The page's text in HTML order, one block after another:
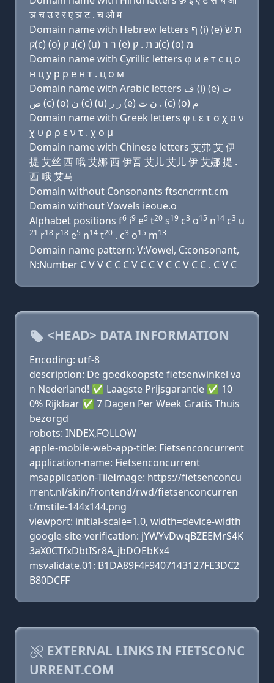
ञ च उ र र ए ञ ट . च ओ म
Domain name with Hebrew letters ף (i) (e) ת שׂ
ק(c) (ο) נ ק(c) (u) ר ר (e) נ ת . ק(c) (ο) מ
Domain name with Cyrillic letters φ и e т с ц о
н ц у р р e н т . ц о м
Domain name with Arabic letters ﻑ (i) (e) ﺕ
ﺹ (c) (o) ﻥ (c) (u) ﺭ ﺭ (e) ﻥ ﺕ . (c) (o) ﻡ
Domain name with Greek letters φ ι ε τ σ χ ο ν
χ υ ρ ρ ε ν τ . χ ο μ
Domain name with Chinese letters 艾弗 艾 伊
提 艾丝 西 哦 艾娜 西 伊吾 艾儿 艾儿 伊 艾娜 提 .
西 哦 艾马
Domain without Consonants ftscncrrnt.cm
Domain without Vowels ieoue.o
Alphabet positions f6 i9 e5 t20 s19 c3 o15 n14 c3 u
21 r18 r18 e5 n14 t20 . c3 o15 m13
Domain name pattern: V:Vowel, C:consonant,
N:Number C V V C C C V C C V C C V C C . C V C
<HEAD> DATA INFORMATION
Encoding: utf-8
description: De goedkoopste fietsenwinkel va
n Nederland! ✅ Laagste Prijsgarantie ✅ 10
0% Rijklaar ✅ 7 Dagen Per Week Gratis Thuis
bezorgd
robots: INDEX,FOLLOW
apple-mobile-web-app-title: Fietsenconcurrent
application-name: Fietsenconcurrent
msapplication-TileImage: https://fietsenconcu
rrent.nl/skin/frontend/rwd/fietsenconcurren
t/mstile-144x144.png
viewport: initial-scale=1.0, width=device-width
google-site-verification: jYWYvDwqBZEEMrS4K
3aX0CTfxDbtISr8A_jbDOEbKx4
msvalidate.01: B1DA89F4F9407143127FE3DC2
B80DCFF
EXTERNAL LINKS IN FIETSCONC
URRENT.COM